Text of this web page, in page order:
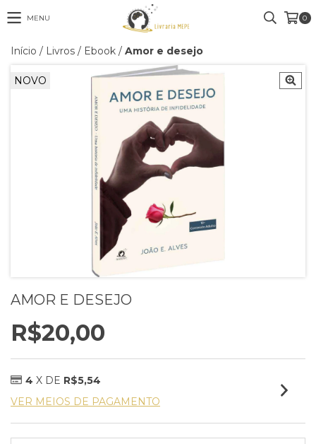
MENU 0
Início / Livros / Ebook / Amor e desejo
NOVO
AMOR E DESEJO
R$20,00
4 X DE R$5,54
VER MEIOS DE PAGAMENTO